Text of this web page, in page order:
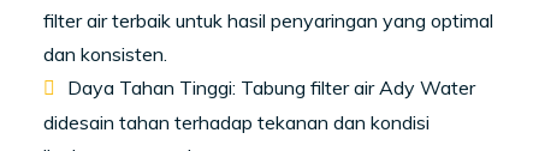
filter air terbaik untuk hasil penyaringan yang optimal
dan konsisten.
Daya Tahan Tinggi: Tabung filter air Ady Water
didesain tahan terhadap tekanan dan kondisi